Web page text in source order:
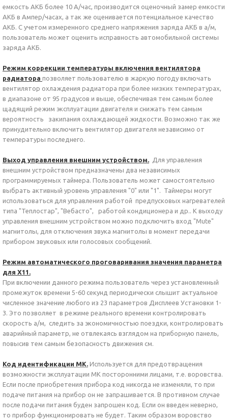
емкость АКБ более 10 А/час, производится оценочный замер емкости
АКБ в Ампер/часах, а так же оценивается потенциальное качество
АКБ. С учетом измеренного среднего напряжения заряда АКБ в а/м,
пользователь может оценить исправность автомобильной системы
заряда АКБ.
Режим коррекции температуры включения вентилятора
радиатора позволяет пользователю в жаркую погоду включать
вентилятор охлаждения радиатора при более низких температурах,
в диапазоне от 95 градусов и выше, обеспечивая тем самым более
щадящий режим эксплуатации двигателя и снижать тем самым
вероятность закипания охлаждающей жидкости. Возможно так же
принудительно включить вентилятор двигателя независимо от
температуры последнего.
Выход управления внешним устройством. Для управления
внешним устройством предназначены два независимых
программируемых таймера. Пользователь может самостоятельно
выбрать активный уровень управления "0" или "1". Таймеры могут
использоваться для управления работой предпусковых нагревателей
типа "Теплостар", "Вебасто", работой кондиционера и др.. К выходу
управления внешним устройством можно подключить вход "Mute"
магнитолы, для отключения звука магнитолы в момент передачи
прибором звуковых или голосовых сообщений.
Режим автоматического проговаривания значения параметра
для Х11.
При включении данного режима пользователь через установленный
промежуток времени 5-60 секунд периодически слышит актуальное
численное значение любого из 23 параметров Дисплеев Установки 1-
3. Это позволяет в режиме реального времени контролировать
скорость а/м, следить за экономичностью поездки, контролировать
аварийный параметр, не отвлекаясь взглядом на приборную панель,
повысив тем самым безопасность движения см.
Код идентификации МК. Используется для предотвращения
возможности эксплуатации МК посторонними лицами, т.е. воровства.
Если после приобретения прибора код никогда не изменяли, то при
подаче питания на прибор он не запрашивается. В противном случае
после подачи питания буден запрошен код. Если он введен неверно,
то прибор функционировать не будет. Таким образом воровство